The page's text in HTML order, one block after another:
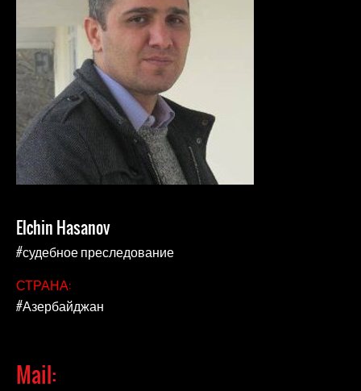
Elchin Hasanov
#судебное преследование
СТРАНА:
#Азербайджан
Mail: